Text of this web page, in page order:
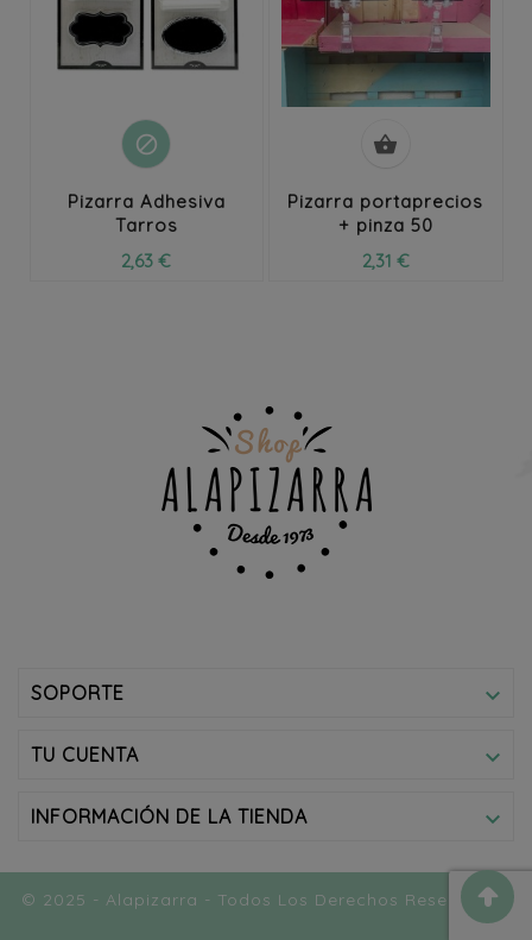

Pizarra Adhesiva
Tarros
2,63 €

Pizarra portaprecios
+ pinza 50
2,31 €
SOPORTE 
TU CUENTA 
INFORMACIÓN DE LA TIENDA 
© 2025 - Alapizarra - Todos Los Derechos Reservados